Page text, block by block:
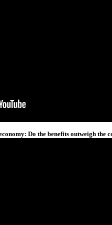
Do the benefits outweigh the